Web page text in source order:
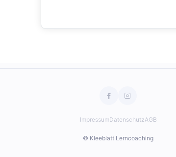
ImpressumDatenschutzAGB
© Kleeblatt Lerncoaching